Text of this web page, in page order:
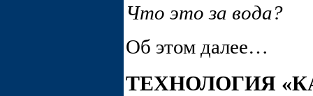
Что это за вода?
Об этом далее…
ТЕХНОЛОГИЯ